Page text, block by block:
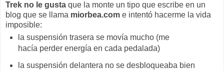
Trek no le gusta que la monte un tipo que escribe en un
blog que se llama miorbea.com e intentó hacerme la vida
imposible:
la suspensión trasera se movía mucho (me
hacía perder energía en cada pedalada)
la suspensión delantera no se desbloqueaba bien